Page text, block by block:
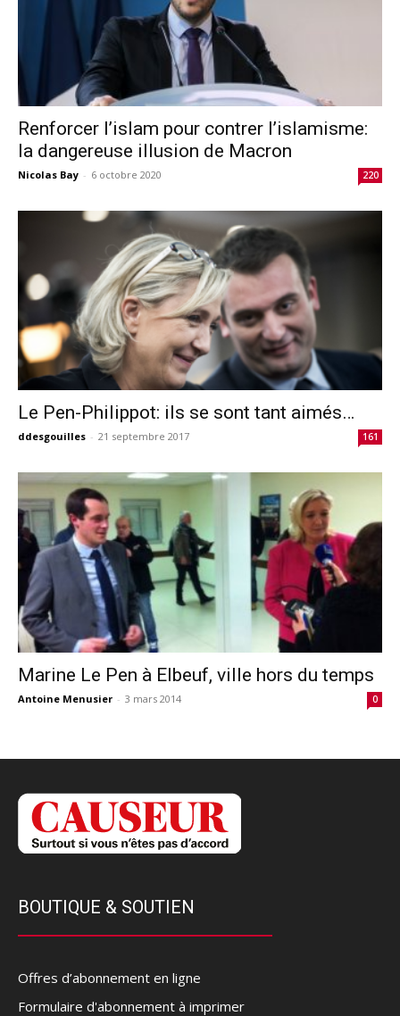
Renforcer l’islam pour contrer l’islamisme:
la dangereuse illusion de Macron
Nicolas Bay - 6 octobre 2020 220
Le Pen-Philippot: ils se sont tant aimés…
ddesgouilles - 21 septembre 2017 161
Marine Le Pen à Elbeuf, ville hors du temps
Antoine Menusier - 3 mars 2014 0
BOUTIQUE & SOUTIEN
Offres d’abonnement en ligne
Formulaire d'abonnement à imprimer